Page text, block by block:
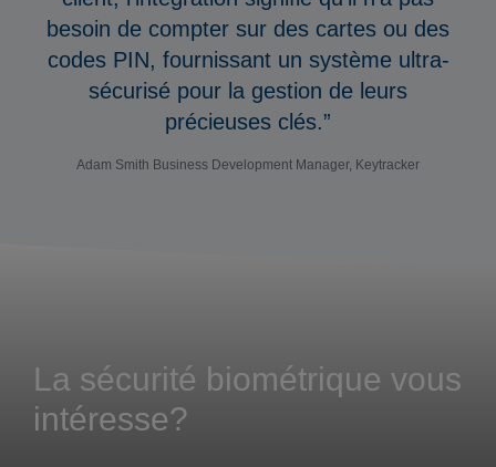
besoin de compter sur des cartes ou des
codes PIN, fournissant un système ultra-
sécurisé pour la gestion de leurs
précieuses clés.”
Adam Smith Business Development Manager, Keytracker
La sécurité biométrique vous
intéresse?